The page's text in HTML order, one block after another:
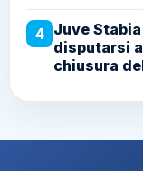
4 Juve
disputarsi
chiusura